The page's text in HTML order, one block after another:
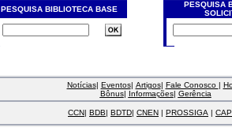
PESQUISA BIBLIOTECA BASE
PESQUISA
Notícias| Eventos| Artigos| Fale Conosco |
Bônus| Informações| Gerência
CCN| BDB| BDTD| CNEN | PROSSIGA |